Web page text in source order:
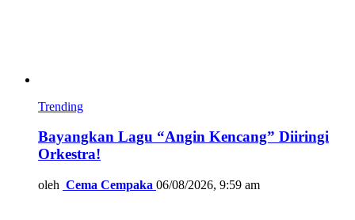
Trending
Bayangkan Lagu “Angin Kencang” Diiringi
Orkestra!
oleh Cema Cempaka 06/08/2026, 9:59 am